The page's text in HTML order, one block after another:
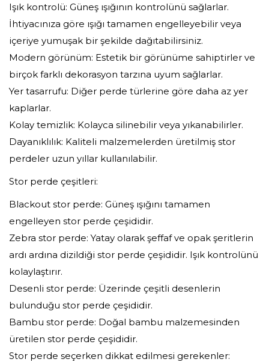
Işık kontrolü: Güneş ışığının kontrolünü sağlarlar.
İhtiyacınıza göre ışığı tamamen engelleyebilir veya
içeriye yumuşak bir şekilde dağıtabilirsiniz.
Modern görünüm: Estetik bir görünüme sahiptirler ve
birçok farklı dekorasyon tarzına uyum sağlarlar.
Yer tasarrufu: Diğer perde türlerine göre daha az yer
kaplarlar.
Kolay temizlik: Kolayca silinebilir veya yıkanabilirler.
Dayanıklılık: Kaliteli malzemelerden üretilmiş stor
perdeler uzun yıllar kullanılabilir.
Stor perde çeşitleri:
Blackout stor perde: Güneş ışığını tamamen
engelleyen stor perde çeşididir.
Zebra stor perde: Yatay olarak şeffaf ve opak şeritlerin
ardı ardına dizildiği stor perde çeşididir. Işık kontrolünü
kolaylaştırır.
Desenli stor perde: Üzerinde çeşitli desenlerin
bulunduğu stor perde çeşididir.
Bambu stor perde: Doğal bambu malzemesinden
üretilen stor perde çeşididir.
Stor perde seçerken dikkat edilmesi gerekenler: